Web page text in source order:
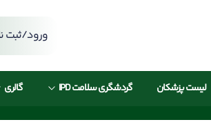
ورود/ثبت
لیست پزشکان گردشگری سلامت IPD گالری